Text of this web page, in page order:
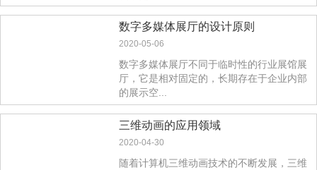
数字多媒体展厅的设计原则
2020-05-06
数字多媒体展厅不同于临时性的行业展馆展
厅，它是相对固定的，长期存在于企业内部
的展示空...
三维动画的应用领域
2020-04-30
随着计算机三维动画技术的不断发展，三维